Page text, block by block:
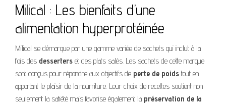
Milical : Les bienfaits d’une
alimentation hyperprotéinée
Milical se démarque par une gamme variée de sachets qui inclut à la
fois des desserters et des plats salés. Les sachets de cette marque
sont conçus pour répondre aux objectifs de perte de poids tout en
apportant le plaisir de la nourriture. Leur choix de recettes soutient non
seulement la satiété mais favorise également la préservation de la